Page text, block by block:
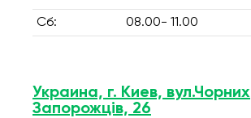
Сб: 08.00- 11.00
Украина, г. Киев, вул.Чорних
Запорожців, 26